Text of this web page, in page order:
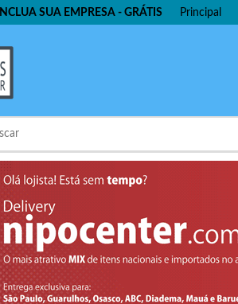
INCLUA SUA EMPRESA - GRÁTIS Principal